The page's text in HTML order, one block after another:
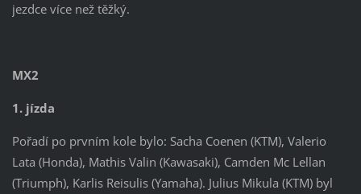
jezdce více než těžký.
MX2
1. jízda
Pořadí po prvním kole bylo: Sacha Coenen (KTM), Valerio
Lata (Honda), Mathis Valin (Kawasaki), Camden Mc Lellan
(Triumph), Karlis Reisulis (Yamaha). Julius Mikula (KTM) byl